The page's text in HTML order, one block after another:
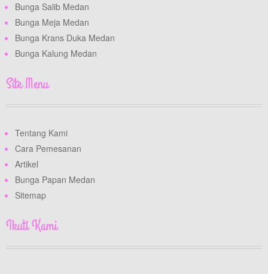
Bunga Salib Medan
Bunga Meja Medan
Bunga Krans Duka Medan
Bunga Kalung Medan
Site Menu
Tentang Kami
Cara Pemesanan
Artikel
Bunga Papan Medan
Sitemap
Ikuti Kami